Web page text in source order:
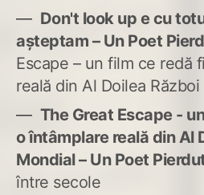
Don't look up e cu
așteptam – Un Poet
Escape – un film ce redă
reală din Al Doilea
The Great Escape -
o întâmplare reală din Al
Mondial – Un Poet
între secole